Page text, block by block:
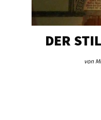
DER
von